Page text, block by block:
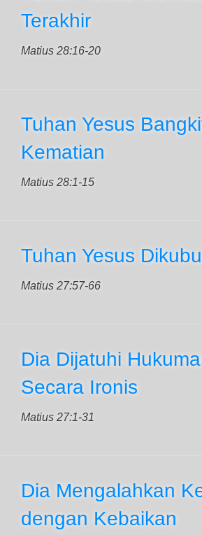
Terakhir
Matius 28:16-20
Tuhan Yesus
Kematian
Matius 28:1-15
Tuhan Yesus
Matius 27:57-66
Dia Dijatuhi
Secara Ironis
Matius 27:1-31
Dia Mengalahkan
dengan Kebaikan